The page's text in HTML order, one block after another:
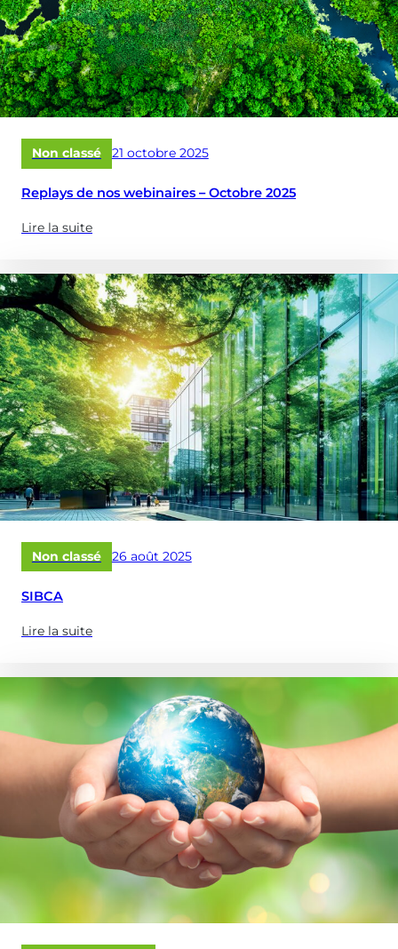
Comment
sécuriser,
diagnostiquer
et
optimiser
vos
réservoirs
d’eau
?)
Non classé
Publié
le
21 octobre 2025
Replays de nos webinaires – Octobre 2025
Lire la suite
(à
de
:
Replays
de
nos
webinaires
–
Octobre
2025)
Non classé
Publié
le
26 août 2025
SIBCA
Lire la suite
(à
de
: